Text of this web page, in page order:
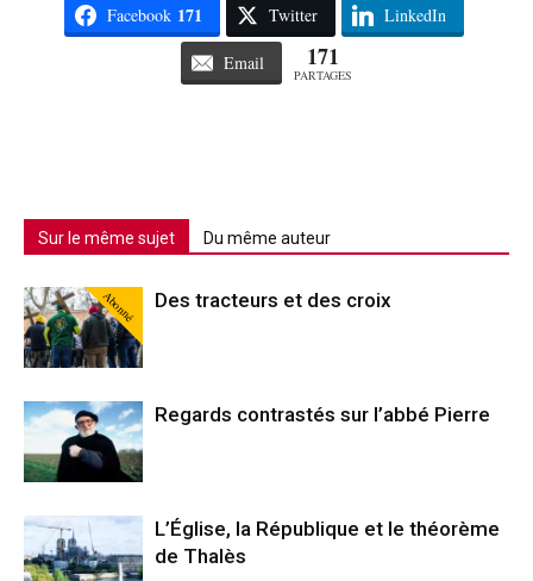
Facebook 171 Twitter LinkedIn
Email 171
PARTAGES
Sur le même sujet Du même auteur
Abonné Des tracteurs et des croix
Regards contrastés sur l’abbé Pierre
L’Église, la République et le théorème
de Thalès